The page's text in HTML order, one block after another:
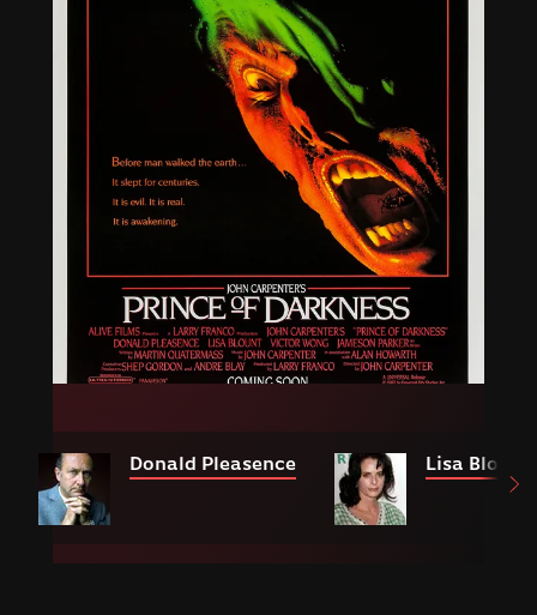
Donald Pleasence Lisa Blount